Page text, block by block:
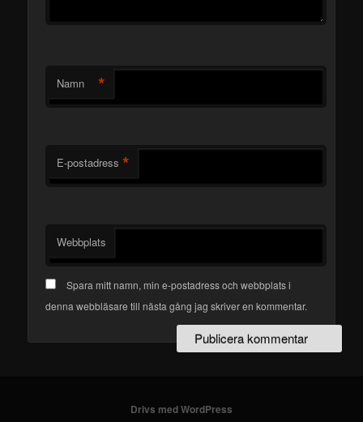
Namn *
E-postadress *
Webbplats
Spara mitt namn, min e-postadress och webbplats i
denna webbläsare till nästa gång jag skriver en kommentar.
Drivs med WordPress